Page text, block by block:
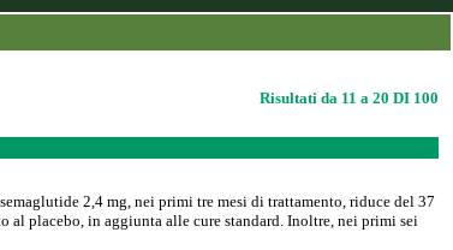
Risultati da 11 a 20 DI 100
2,4 mg, nei primi tre mesi di trattamento, riduce del 37
placebo, in aggiunta alle cure standard. Inoltre, nei primi sei